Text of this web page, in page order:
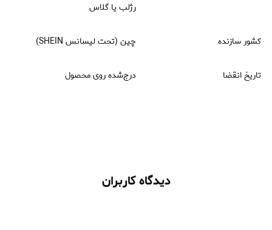
رژلب یا گلاس
کشور سازنده چین (تحت لیسانس SHEIN)
تاریخ انقضا درج‌شده روی محصول
دیدگاه کاربران